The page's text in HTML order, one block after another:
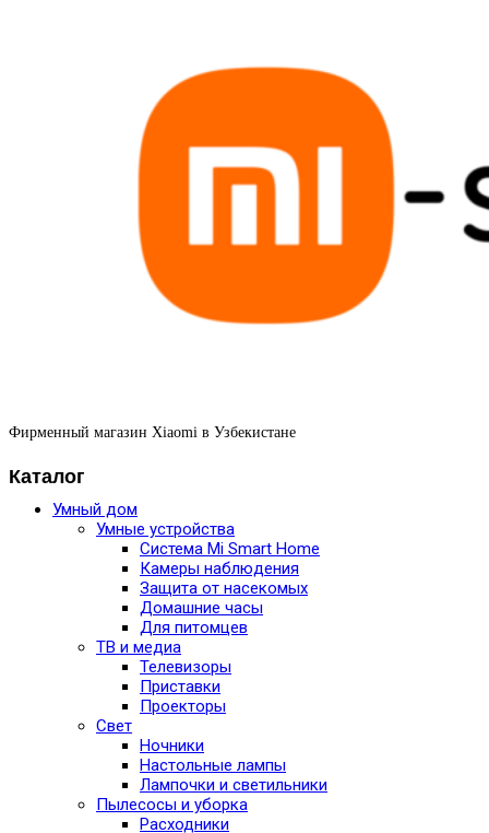
Фирменный магазин Xiaomi в Узбекистане
Каталог
Умный дом
Умные устройства
Система Mi Smart Home
Камеры наблюдения
Защита от насекомых
Домашние часы
Для питомцев
ТВ и медиа
Телевизоры
Приставки
Проекторы
Свет
Ночники
Настольные лампы
Лампочки и светильники
Пылесосы и уборка
Расходники